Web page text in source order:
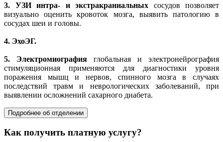
3. УЗИ интра- и экстракраниальных сосудов позволяет
визуально оценить кровоток мозга, выявить патологию в
сосудах шеи и головы.
4. ЭхоЭГ.
5. Электромиография глобальная и электронейрография
стимуляционная применяются для диагностики уровня
поражения мышц и нервов, спинного мозга в случаях
последствий травм и неврологических заболеваний, при
выявлении осложнений сахарного диабета.
Подробнее об отделении
Как получить платную услугу?